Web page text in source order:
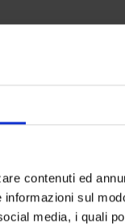
contenuti ed
sul
media, i quali